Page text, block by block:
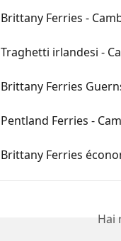
Brittany Ferries -
Traghetti irlandesi -
Brittany Ferries
Pentland Ferries -
Brittany Ferries
Hai